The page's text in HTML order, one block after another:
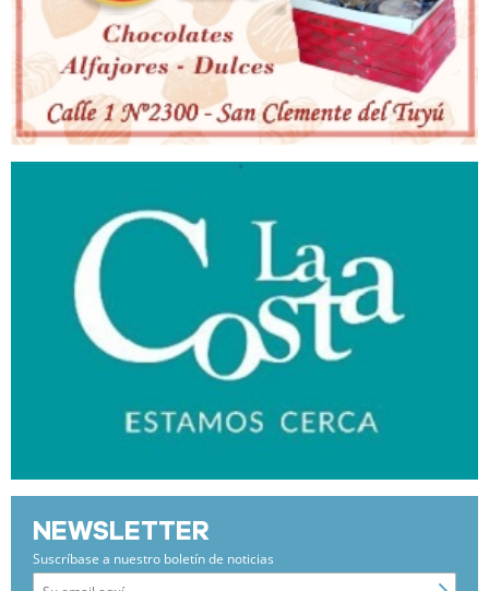
NEWSLETTER
Suscríbase a nuestro boletín de noticias